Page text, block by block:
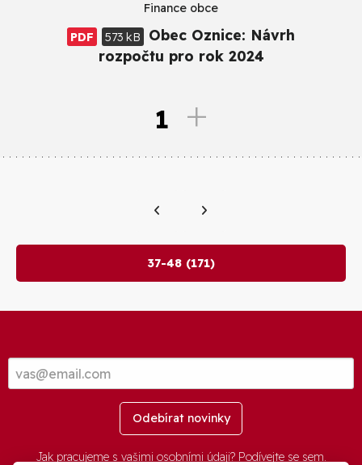
Finance obce
PDF
573 kB
Obec Oznice: Návrh
rozpočtu pro rok 2024
1
37-48 (171)
Odebírat novinky
Jak pracujeme s vašimi osobními údaji? Podívejte se sem.